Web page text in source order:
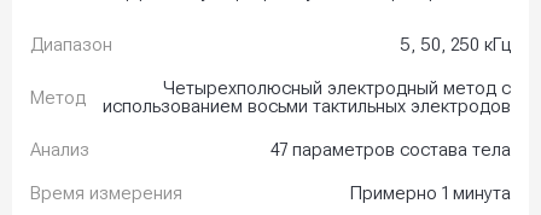
Диапазон 5, 50, 250 кГц
Метод
Четырехполюсный электродный метод с
использованием восьми тактильных электродов
Анализ
47 параметров состава тела
Время измерения
Примерно 1 минута